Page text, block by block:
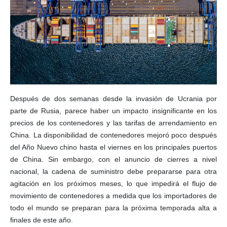
Después de dos semanas desde la invasión de Ucrania por
parte de Rusia, parece haber un impacto insignificante en los
precios de los contenedores y las tarifas de arrendamiento en
China. La disponibilidad de contenedores mejoró poco después
del Año Nuevo chino hasta el viernes en los principales puertos
de China. Sin embargo, con el anuncio de cierres a nivel
nacional, la cadena de suministro debe prepararse para otra
agitación en los próximos meses, lo que impedirá el flujo de
movimiento de contenedores a medida que los importadores de
todo el mundo se preparan para la próxima temporada alta a
finales de este año.